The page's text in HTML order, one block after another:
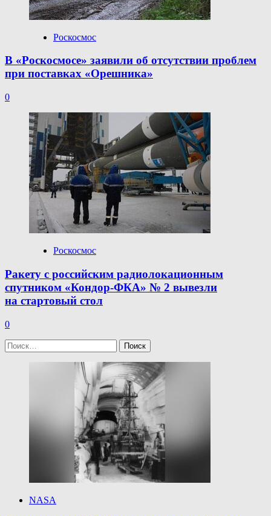
Роскосмос
В «Роскосмосе» заявили об отсутствии проблем
при поставках «Орешника»
0
Роскосмос
Ракету с российским радиолокационным
спутником «Кондор-ФКА» № 2 вывезли
на стартовый стол
0
Найти:
NASA